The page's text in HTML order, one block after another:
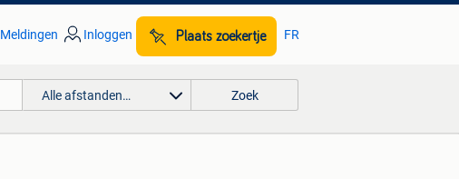
Meldingen Inloggen Plaats zoekertje FR
Alle afstanden… Zoek